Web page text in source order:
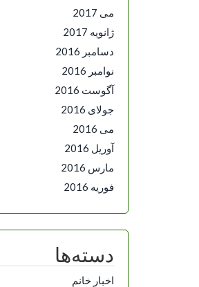
می 2017
ژانویه 2017
دسامبر 2016
نوامبر 2016
آگوست 2016
جولای 2016
می 2016
آوریل 2016
مارس 2016
فوریه 2016
دسته‌ها
اخبار خانم